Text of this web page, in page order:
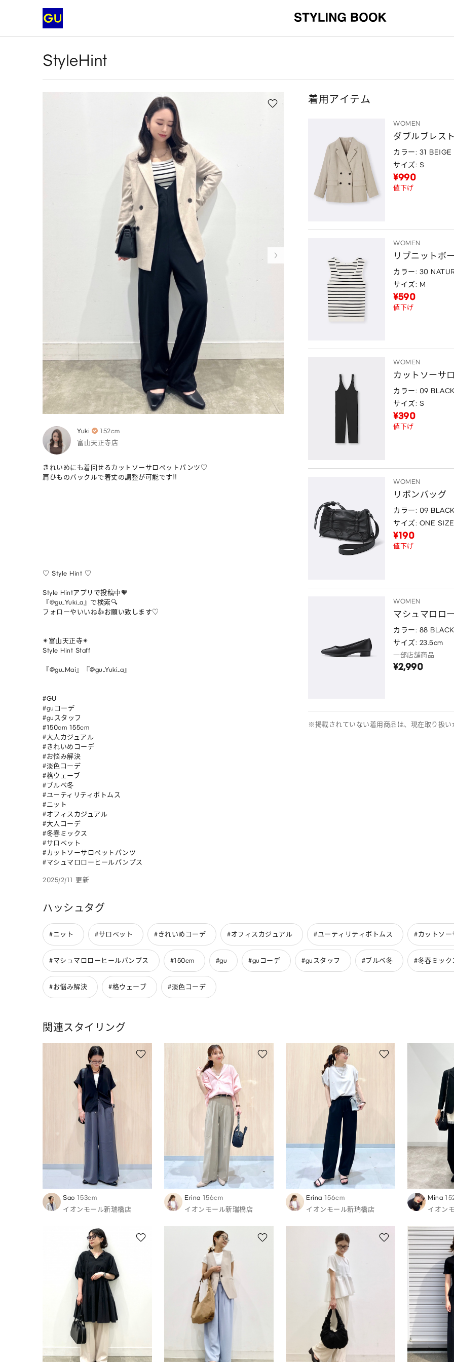
StyleHint
Yuki
152cm
富山天正寺店
きれいめにも着回せるカットソーサロペットパンツ♡
肩ひものバックルで着丈の調整が可能です‼︎
♡ Style Hint ♡
Style Hintアプリで投稿中🧡
『@gu_Yuki_a』で検索🔍
フォローやいいね👍お願い致します♡
✴︎富山天正寺✴︎
Style Hint Staff
『@gu_Mai』『@gu_Yuki_a』
#GU
#guコーデ
#guスタッフ
#150cm 155cm
#大人カジュアル
#きれいめコーデ
#お悩み解決
#淡色コーデ
#格ウェーブ
#ブルベ冬
#ユーティリティボトムス
#ニット
#オフィスカジュアル
#大人コーデ
#冬春ミックス
#サロペット
#カットソーサロペットパンツ
#マシュマロローヒールパンプス
2025/2/11 更新
着用アイテム
WOMEN
ダブルブレス
カラー: 31 BEIGE
サイズ: S
¥990
値下げ
WOMEN
リブニットボ
カラー: 30
サイズ: M
¥590
値下げ
WOMEN
カットソーサ
カラー: 09 BLACK
サイズ: S
¥390
値下げ
WOMEN
リボンバッグ
カラー: 09 BLACK
サイズ: ONE SIZE
¥190
値下げ
WOMEN
マシュマロロ
カラー: 88 BLACK
サイズ: 23.5cm
一部店舗商品
¥2,990
※掲載されていない着用商品は、現在取り扱い
ハッシュタグ
#ニット #サロペット #きれいめコーデ #オフィスカジュアル #ユーティリティボトムス #カットソー
#マシュマロローヒールパンプス #150cm #gu #guコーデ #guスタッフ #ブルベ冬 #冬春ミック
#お悩み解決 #格ウェーブ #淡色コーデ
関連スタイリング
Sao 153cm
イオンモール新瑞橋店
Erina 156cm
イオンモール新瑞橋店
Erina 156cm
イオンモール新瑞橋店
Mina
イオン